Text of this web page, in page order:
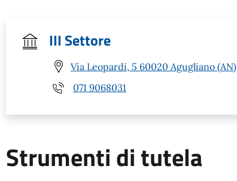
III Settore
Via Leopardi, 5 60020 Agugliano (AN)
071 9068031
Strumenti di tutela